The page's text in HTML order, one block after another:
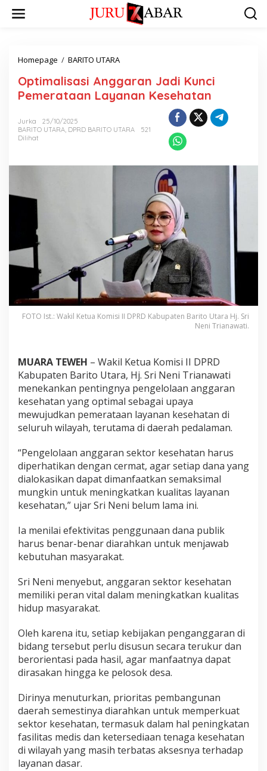
Homepage / BARITO UTARA
Optimalisasi Anggaran Jadi Kunci
Pemerataan Layanan Kesehatan
Jurka
25/10/2025
BARITO UTARA, DPRD BARITO UTARA
521
Dilihat
FOTO Ist.: Wakil Ketua Komisi II DPRD Kabupaten Barito Utara Hj. Sri
Neni Trianawati.
MUARA TEWEH – Wakil Ketua Komisi II DPRD
Kabupaten Barito Utara, Hj. Sri Neni Trianawati
menekankan pentingnya pengelolaan anggaran
kesehatan yang optimal sebagai upaya
mewujudkan pemerataan layanan kesehatan di
seluruh wilayah, terutama di daerah pedalaman.
“Pengelolaan anggaran sektor kesehatan harus
diperhatikan dengan cermat, agar setiap dana yang
dialokasikan dapat dimanfaatkan semaksimal
mungkin untuk meningkatkan kualitas layanan
kesehatan,” ujar Sri Neni belum lama ini.
Ia menilai efektivitas penggunaan dana publik
harus benar-benar diarahkan untuk menjawab
kebutuhan masyarakat.
Sri Neni menyebut, anggaran sektor kesehatan
memiliki peran vital dalam meningkatkan kualitas
hidup masyarakat.
Oleh karena itu, setiap kebijakan penganggaran di
bidang tersebut perlu disusun secara terukur dan
berorientasi pada hasil, agar manfaatnya dapat
dirasakan hingga ke pelosok desa.
Dirinya menuturkan, prioritas pembangunan
daerah semestinya diarahkan untuk memperkuat
sektor kesehatan, termasuk dalam hal peningkatan
fasilitas medis dan ketersediaan tenaga kesehatan
di wilayah yang masih terbatas aksesnya terhadap
layanan dasar.